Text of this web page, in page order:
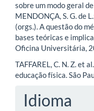
sobre um modo geral
MENDONÇA, S. G. de
(orgs.). A questão do
bases teóricas e
Oficina Universitária,
TAFFAREL, C. N. Z. et
educação física. São
Idioma